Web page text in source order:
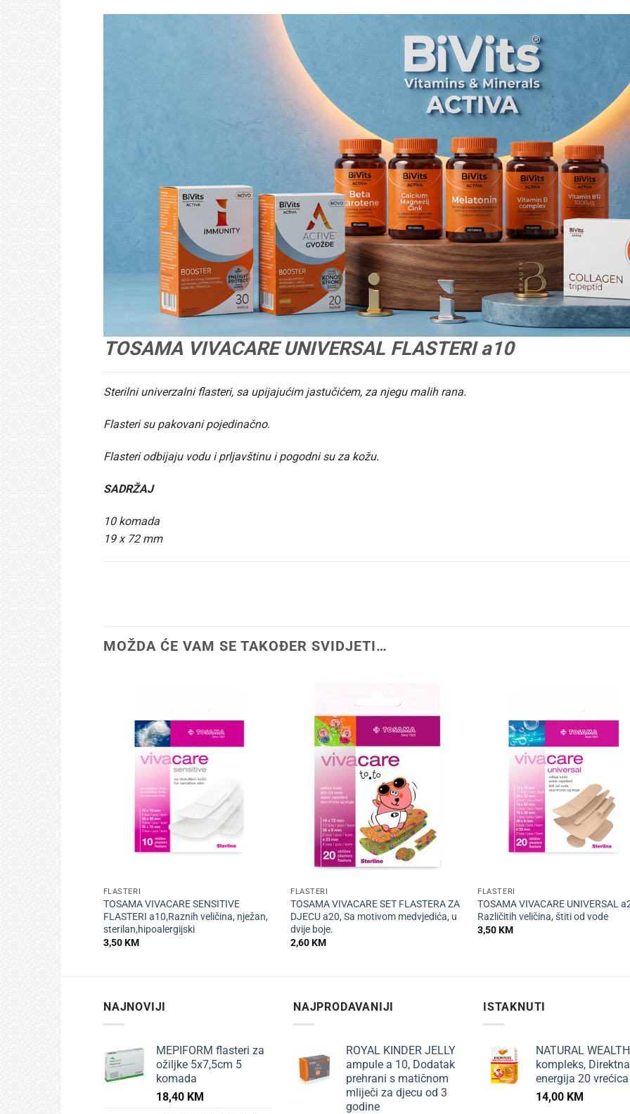
TOSAMA VIVACARE UNIVERSAL FLASTERI a10
Sterilni univerzalni flasteri, sa upijajućim jastučićem, za njegu malih rana.
Flasteri su pakovani pojedinačno.
Flasteri odbijaju vodu i prljavštinu i pogodni su za kožu.
SADRŽAJ
10 komada
19 x 72 mm
MOŽDA ĆE VAM SE TAKOĐER SVIDJETI…
FLASTERI
TOSAMA VIVACARE SENSITIVE
FLASTERI a10,Raznih veličina, nježan,
sterilan,hipoalergijski
3,50KM
FLASTERI
TOSAMA VIVACARE SET FLASTERA ZA
DJECU a20, Sa motivom medvjedića, u
dvije boje.
2,60KM
FLASTERI
TOSAMA VIVACARE UNIVERSAL
Različitih veličina, štiti od vode
3,50KM
NAJNOVIJI
MEPIFORM flasteri za
ožiljke 5x7,5cm 5
komada
18,40 KM
NAJPRODAVANIJI
ROYAL KINDER JELLY
ampule a 10, Dodatak
prehrani s matičnom
mliječi za djecu od 3
godine
ISTAKNUTI
NATURAL
kompleks, Direktna
energija 20 vrećica
14,00 KM